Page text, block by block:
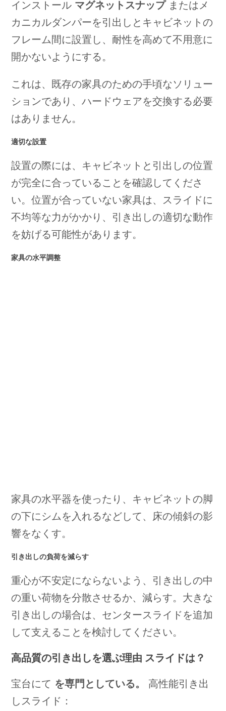
インストール マグネットスナップまたはメ
カニカルダンパーを引出しとキャビネットの
フレーム間に設置し、耐性を高めて不用意に
開かないようにする。
これは、既存の家具のための手頃なソリュー
ションであり、ハードウェアを交換する必要
はありません。
適切な設置
設置の際には、キャビネットと引出しの位置
が完全に合っていることを確認してくださ
い。位置が合っていない家具は、スライドに
不均等な力がかかり、引き出しの適切な動作
を妨げる可能性があります。
家具の水平調整
家具の水平器を使ったり、キャビネットの脚
の下にシムを入れるなどして、床の傾斜の影
響をなくす。
引き出しの負荷を減らす
重心が不安定にならないよう、引き出しの中
の重い荷物を分散させるか、減らす。大きな
引き出しの場合は、センタースライドを追加
して支えることを検討してください。
高品質の引き出しを選ぶ理由 スライドは？
宝台にて を専門としている。
高性能引き出
しスライド：